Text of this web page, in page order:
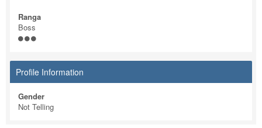
Ranga
Boss
Profile Information
Gender
Not Telling